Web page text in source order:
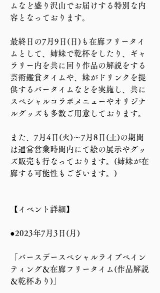
ムなど盛り沢山でお届けする特別な内
容となっております。
最終日の7月9日(日)も在廊フリータイ
ムとして、姉妹で乾杯をしたり、ギャ
ラリー内を共に回り作品の解説をする
芸術鑑賞タイムや、妹がドリンクを提
供するバータイムなどを実施し、共に
スペシャルコラボメニューやオリジナ
ルグッズも多数ご用意しております。
また、7月4日(火)〜7月8日(土)の期間
は通常営業時間内にて絵の展示やグッ
ズ販売も行なっております。(姉妹が在
廊する可能性もございます。)
【イベント詳細】
●2023年7月3日(月)
「バースデースペシャルライブペイン
ティング＆在廊フリータイム(作品解説
＆乾杯あり)」